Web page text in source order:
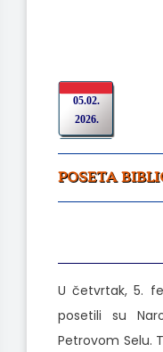
05.02.
2026.
POSETA
U četvrtak, 5.
posetili su
Petrovom Selu.